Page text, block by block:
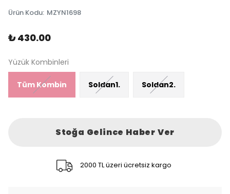
Ürün Kodu: MZYN1698
₺ 430.00
Yüzük Kombinleri
Tüm Kombin Soldan1. Soldan2.
Stoğa Gelince Haber Ver
2000 TL üzeri ücretsiz kargo